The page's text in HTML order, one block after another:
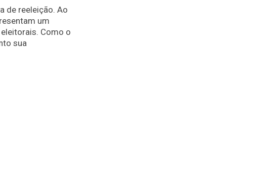
de reeleição. Ao
um
Como o
sua